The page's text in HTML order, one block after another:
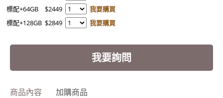
標配+64GB
$2449
我要購買
標配+128GB $2849 我要購買
我要詢問
商品內容
加購商品